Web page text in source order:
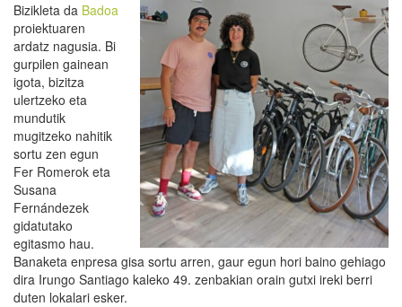
Bizikleta da Badoa
proiektuaren
ardatz nagusia. Bi
gurpilen gainean
igota, bizitza
ulertzeko eta
mundutik
mugitzeko nahitik
sortu zen egun
Fer Romerok eta
Susana
Fernándezek
gidatutako
egitasmo hau.
Banaketa enpresa gisa sortu arren, gaur egun hori baino gehiago
dira Irungo Santiago kaleko 49. zenbakian orain gutxi ireki berri
duten lokalari esker.